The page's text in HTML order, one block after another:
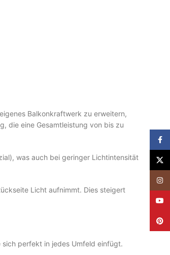
Balkonkraftwerk zu erweitern,
die eine Gesamtleistung von bis zu
was auch bei geringer Lichtintensität
Licht aufnimmt. Dies steigert
perfekt in jedes Umfeld einfügt.